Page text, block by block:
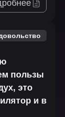
пользы
это
и в